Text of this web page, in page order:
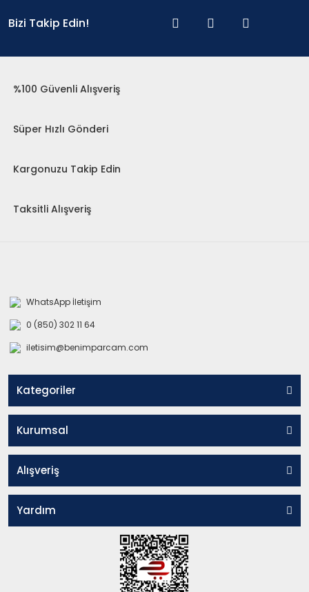
Bizi Takip Edin!
%100 Güvenli Alışveriş
Süper Hızlı Gönderi
Kargonuzu Takip Edin
Taksitli Alışveriş
WhatsApp İletişim
0 (850) 302 11 64
iletisim@benimparcam.com
Kategoriler
Kurumsal
Alışveriş
Yardım